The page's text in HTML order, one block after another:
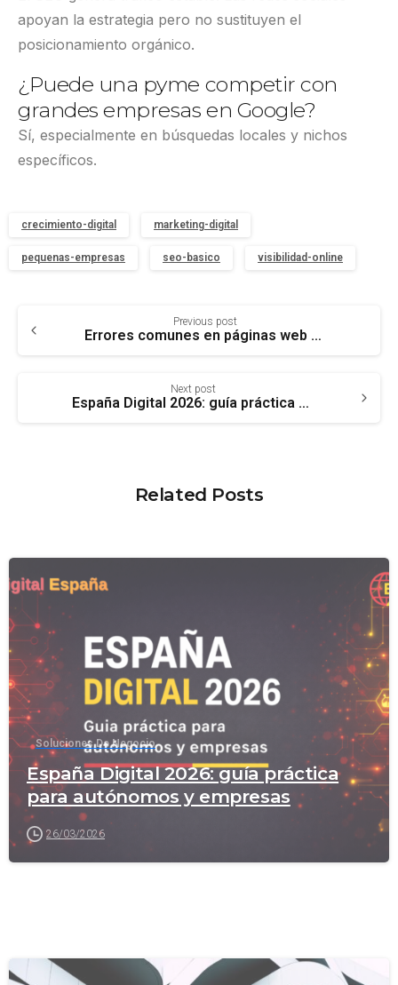
apoyan la estrategia pero no sustituyen el
posicionamiento orgánico.
¿Puede una pyme competir con
grandes empresas en Google?
Sí, especialmente en búsquedas locales y nichos
específicos.
crecimiento-digital marketing-digital
pequenas-empresas seo-basico visibilidad-online
Previous post
Errores comunes en páginas web que hacen perder clientes
Next post
España Digital 2026: guía práctica para autónomos y empresas
Related Posts
-
Soluciones De Negocio
España Digital 2026: guía práctica
para autónomos y empresas
26/03/2026